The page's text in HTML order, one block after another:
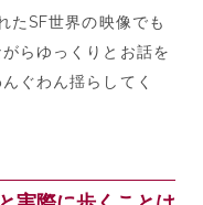
たSF世界の映像でも
らゆっくりとお話を
ぐわん揺らしてく